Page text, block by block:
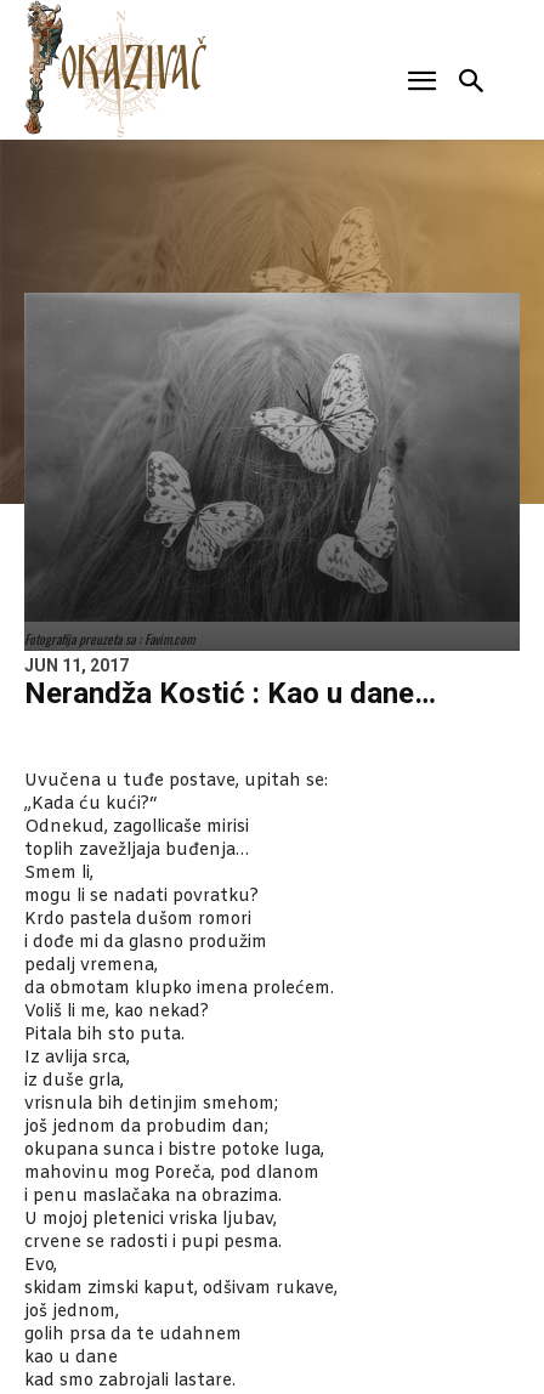
Fotografija preuzeta sa : Favim.com
JUN 11, 2017
Nerandža Kostić : Kao u dane…
Uvučena u tuđe postave, upitah se:
„Kada ću kući?“
Odnekud, zagollicaše mirisi
toplih zavežljaja buđenja…
Smem li,
mogu li se nadati povratku?
Krdo pastela dušom romori
i dođe mi da glasno produžim
pedalj vremena,
da obmotam klupko imena prolećem.
Voliš li me, kao nekad?
Pitala bih sto puta.
Iz avlija srca,
iz duše grla,
vrisnula bih detinjim smehom;
još jednom da probudim dan;
okupana sunca i bistre potoke luga,
mahovinu mog Poreča, pod dlanom
i penu maslačaka na obrazima.
U mojoj pletenici vriska ljubav,
crvene se radosti i pupi pesma.
Evo,
skidam zimski kaput, odšivam rukave,
još jednom,
golih prsa da te udahnem
kao u dane
kad smo zabrojali lastare.